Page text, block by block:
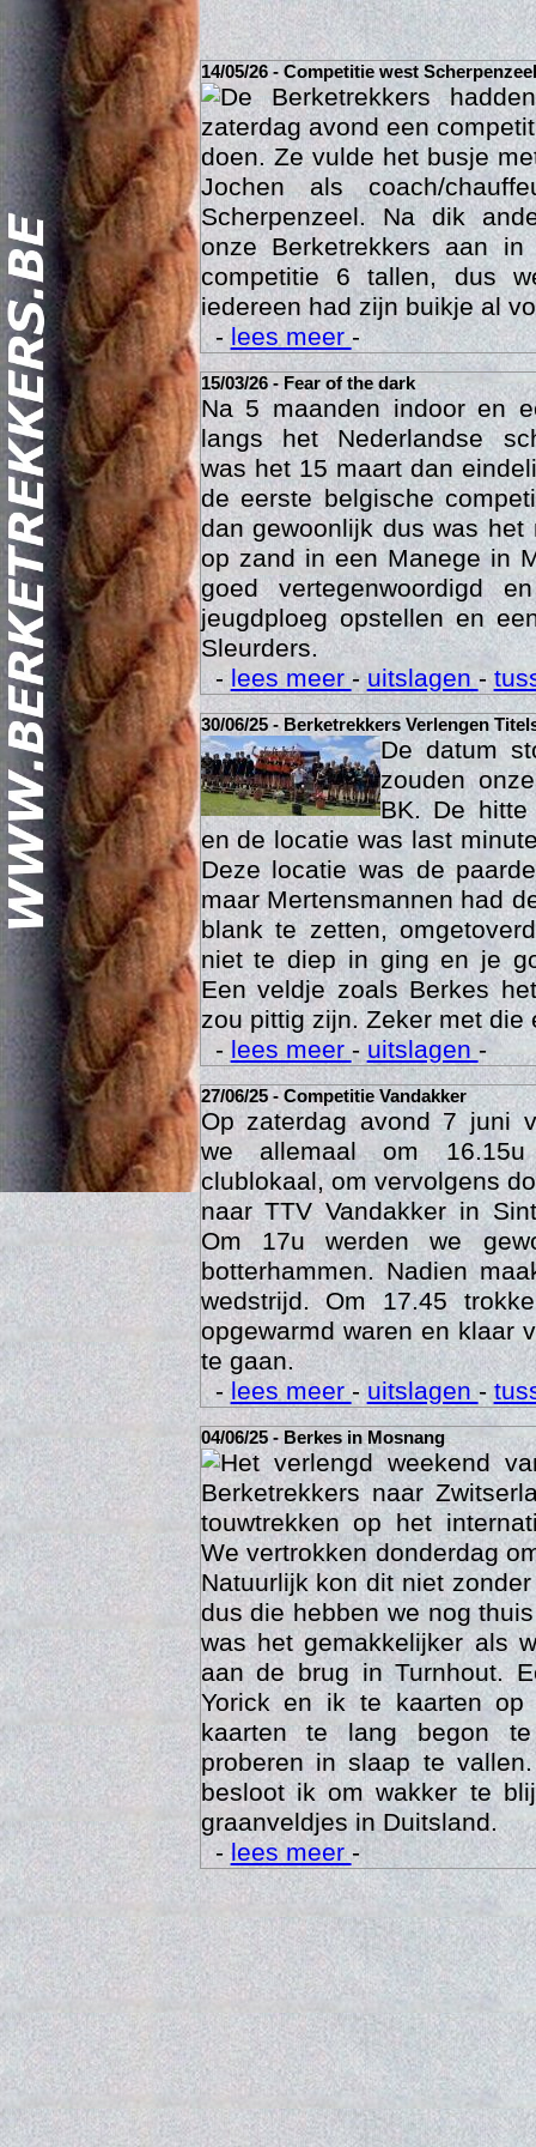
14/05/26 - Competitie west Scherpenzeel
De Berketrekkers
zaterdag avond een
doen. Ze vulde het busje
Jochen als coach/
Scherpenzeel. Na dik
onze Berketrekkers aan
competitie 6 tallen, dus
iedereen had zijn buikje al
-lees meer-
15/03/26 - Fear of the dark
Na 5 maanden indoor en
langs het Nederlandse
was het 15 maart dan
de eerste belgische
dan gewoonlijk dus was
op zand in een Manege in
goed vertegenwoordigd
jeugdploeg opstellen en
Sleurders.
-lees meer-uitslagen-
30/06/25 - Berketrekkers Verlengen
De datum
zouden
BK. De
en de locatie was last
Deze locatie was de
maar Mertensmannen had
blank te zetten,
niet te diep in ging en je
Een veldje zoals Berkes
zou pittig zijn. Zeker met
-lees meer-uitslagen-
27/06/25 - Competitie Vandakker
Op zaterdag avond 7 juni
we allemaal om
clublokaal, om vervolgens
naar TTV Vandakker in
Om 17u werden we
botterhammen. Nadien
wedstrijd. Om 17.45
opgewarmd waren en klaar
te gaan.
-lees meer-uitslagen-
04/06/25 - Berkes in Mosnang
Het verlengd weekend
Berketrekkers naar
touwtrekken op het
We vertrokken donderdag
Natuurlijk kon dit niet
dus die hebben we nog
was het gemakkelijker als
aan de brug in Turnhout.
Yorick en ik te kaarten op
kaarten te lang begon
proberen in slaap te
besloot ik om wakker te
graanveldjes in Duitsland.
-lees meer-